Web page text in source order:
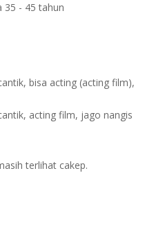
35 - 45 tahun
bisa acting (acting film),
acting film, jago nangis
terlihat cakep.